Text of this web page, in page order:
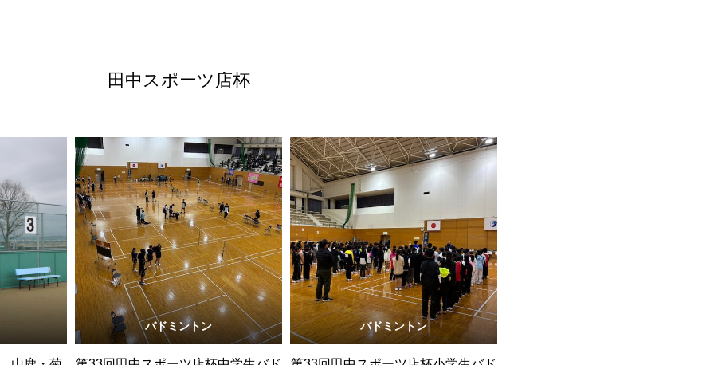
田中スポーツ店杯
バドミントン バドミントン